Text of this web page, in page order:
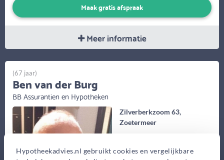
Hypotheekadvies.nl gebruikt cookies en vergelijkbare
Maak gratis afspraak
Meer informatie
Zilverberkzoom 63,
Zoetermeer
(67 jaar)
Ben van der Burg
BB Assurantien en Hypotheken